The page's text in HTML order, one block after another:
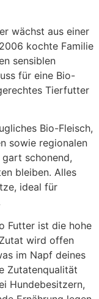
wächst aus einer
kochte Familie
sensiblen
für eine Bio-
Tierfutter
Bio-Fleisch,
sowie regionalen
schonend,
bleiben. Alles
ideal für
Futter ist die hohe
wird offen
im Napf deines
Zutatenqualität
Hundebesitzern,